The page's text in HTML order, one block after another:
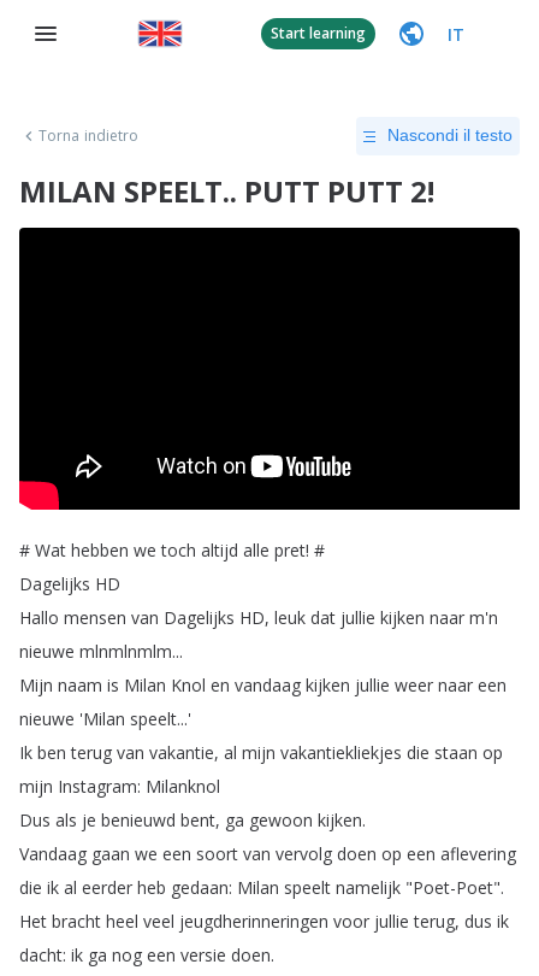
Start learning IT
Torna indietro Nascondi il testo
MILAN SPEELT.. PUTT PUTT 2!
# Wat hebben we toch altijd alle pret! #
Dagelijks HD
Hallo mensen van Dagelijks HD, leuk dat jullie kijken naar m'n
nieuwe mlnmlnmlm...
Mijn naam is Milan Knol en vandaag kijken jullie weer naar een
nieuwe 'Milan speelt...'
Ik ben terug van vakantie, al mijn vakantiekliekjes die staan op
mijn Instagram: Milanknol
Dus als je benieuwd bent, ga gewoon kijken.
Vandaag gaan we een soort van vervolg doen op een aflevering
die ik al eerder heb gedaan: Milan speelt namelijk "Poet-Poet".
Het bracht heel veel jeugdherinneringen voor jullie terug, dus ik
dacht: ik ga nog een versie doen.